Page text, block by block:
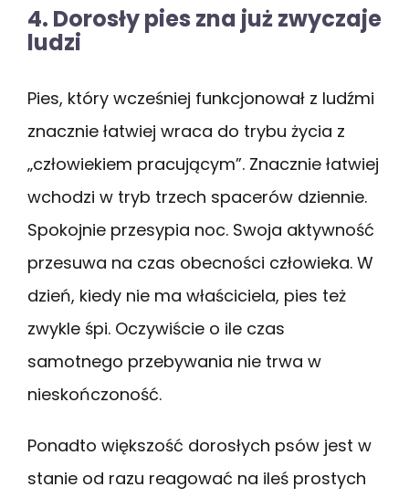
4. Dorosły pies zna już zwyczaje
ludzi
Pies, który wcześniej funkcjonował z ludźmi
znacznie łatwiej wraca do trybu życia z
„człowiekiem pracującym”. Znacznie łatwiej
wchodzi w tryb trzech spacerów dziennie.
Spokojnie przesypia noc. Swoja aktywność
przesuwa na czas obecności człowieka. W
dzień, kiedy nie ma właściciela, pies też
zwykle śpi. Oczywiście o ile czas
samotnego przebywania nie trwa w
nieskończoność.
Ponadto większość dorosłych psów jest w
stanie od razu reagować na ileś prostych